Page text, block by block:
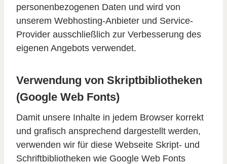
personenbezogenen Daten und wird von
unserem Webhosting-Anbieter und Service-
Provider ausschließlich zur Verbesserung des
eigenen Angebots verwendet.
Verwendung von Skriptbibliotheken
(Google Web Fonts)
Damit unsere Inhalte in jedem Browser korrekt
und grafisch ansprechend dargestellt werden,
verwenden wir für diese Webseite Skript- und
Schriftbibliotheken wie Google Web Fonts